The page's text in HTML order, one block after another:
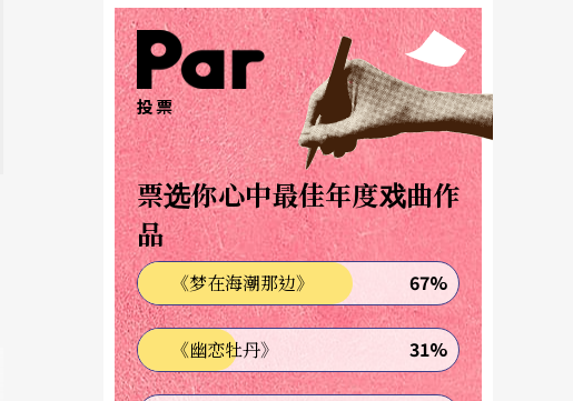
投票
票选你心中最佳年度戏曲作
品
《梦在海潮那边》 67%
《幽恋牡丹》 31%